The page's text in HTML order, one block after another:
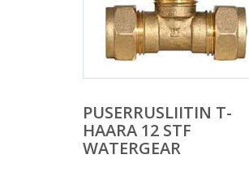
PUSERRUSLIITIN T-
HAARA 12 STF
WATERGEAR